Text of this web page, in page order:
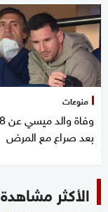
منوعات
بعد صراع مع المرض
الأكثر مشاهدة